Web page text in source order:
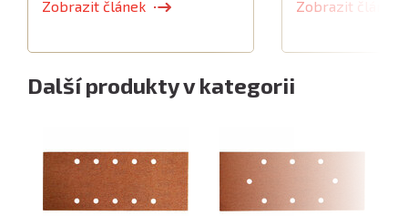
Zobrazit článek Zobrazit článek
Další produkty v kategorii